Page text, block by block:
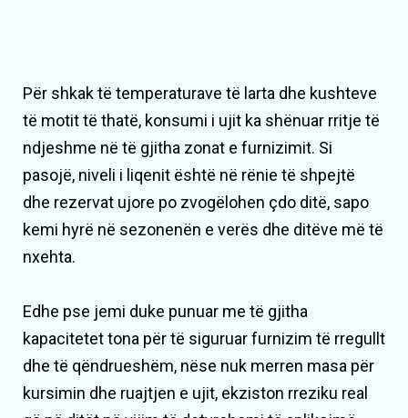
Për shkak të temperaturave të larta dhe kushteve
të motit të thatë, konsumi i ujit ka shënuar rritje të
ndjeshme në të gjitha zonat e furnizimit. Si
pasojë, niveli i liqenit është në rënie të shpejtë
dhe rezervat ujore po zvogëlohen çdo ditë, sapo
kemi hyrë në sezonenën e verës dhe ditëve më të
nxehta.
Edhe pse jemi duke punuar me të gjitha
kapacitetet tona për të siguruar furnizim të rregullt
dhe të qëndrueshëm, nëse nuk merren masa për
kursimin dhe ruajtjen e ujit, ekziston rreziku real